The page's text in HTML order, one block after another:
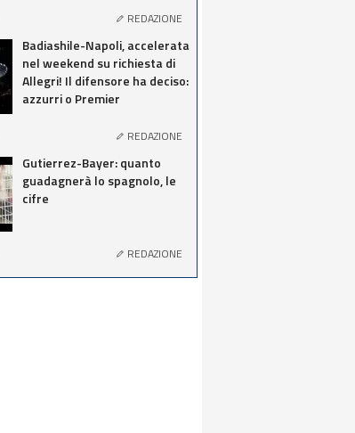
REDAZIONE
Badiashile-Napoli, accelerata
nel weekend su richiesta di
Allegri! Il difensore ha deciso:
azzurri o Premier
REDAZIONE
Gutierrez-Bayer: quanto
guadagnerà lo spagnolo, le
cifre
REDAZIONE